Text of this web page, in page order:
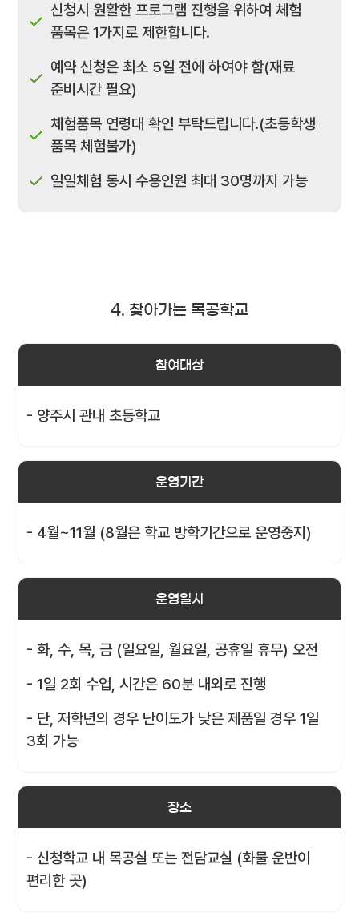
신청시 원활한 프로그램 진행을 위하여 체험
품목은 1가지로 제한합니다.
예약 신청은 최소 5일 전에 하여야 함(재료
준비시간 필요)
체험품목 연령대 확인 부탁드립니다.(초등학생
품목 체험불가)
일일체험 동시 수용인원 최대 30명까지 가능
4. 찾아가는 목공학교
참여대상
- 양주시 관내 초등학교
운영기간
- 4월~11월 (8월은 학교 방학기간으로 운영중지)
운영일시
- 화, 수, 목, 금 (일요일, 월요일, 공휴일 휴무) 오전
- 1일 2회 수업, 시간은 60분 내외로 진행
- 단, 저학년의 경우 난이도가 낮은 제품일 경우 1일
3회 가능
장소
- 신청학교 내 목공실 또는 전담교실 (화물 운반이
편리한 곳)